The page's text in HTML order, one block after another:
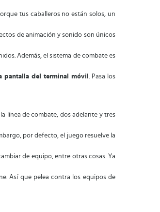
tus caballeros no están solos, un
de animación y sonido son únicos
Además, el sistema de combate es
pantalla del terminal móvil. Pasa los
línea de combate, dos adelante y tres
por defecto, el juego resuelve la
de equipo, entre otras cosas. Ya
Así que pelea contra los equipos de